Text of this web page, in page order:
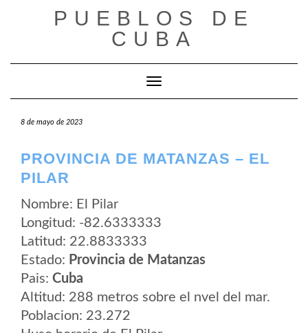
PUEBLOS DE
CUBA
Cambiar modo de navegación
8 de mayo de 2023
PROVINCIA DE MATANZAS – EL
PILAR
Nombre: El Pilar
Longitud: -82.6333333
Latitud: 22.8833333
Estado: Provincia de Matanzas
Pais: Cuba
Altitud: 288 metros sobre el nvel del mar.
Poblacion: 23.272